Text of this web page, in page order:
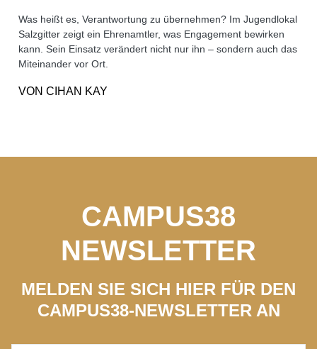
Was heißt es, Verantwortung zu übernehmen? Im Jugendlokal
Salzgitter zeigt ein Ehrenamtler, was Engagement bewirken
kann. Sein Einsatz verändert nicht nur ihn – sondern auch das
Miteinander vor Ort.
VON CIHAN KAY
CAMPUS38
NEWSLETTER
MELDEN SIE SICH HIER FÜR DEN
CAMPUS38-NEWSLETTER AN